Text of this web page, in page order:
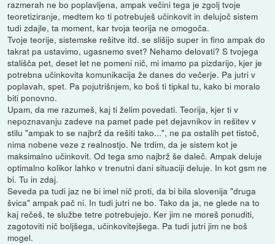
razmerah ne bo poplavljena, ampak večini tega je zgolj tvoje
teoretiziranje, medtem ko ti potrebuješ učinkovit in delujoč sistem
tudi zdajle, ta moment, kar tvoja teorija ne omogoča.
Tvoje teorije, sistemske rešitve itd. se slišijo super in fino ampak do
takrat pa ustavimo, ugasnemo svet? Nehamo delovati? S tvojega
stališča pet, deset let ne pomeni nič, mi imamo pa pizdarijo, kjer je
potrebna učinkovita komunikacija že danes do večerje. Pa jutri v
poplavah, spet. Pa pojutrišnjem, ko boš ti tipkal tu, kako bi moralo
biti ponovno.
Upam, da me razumeš, kaj ti želim povedati. Teorija, kjer ti v
nepoznavanju zadeve na pamet pade pet dejavnikov in rešitev v
stilu "ampak to se najbrž da rešiti tako...", ne pa ostalih pet tistoč,
nima nobene veze z realnostjo. Ne trdim, da je sistem kot je
maksimalno učinkovit. Od tega smo najbrž še daleč. Ampak deluje
optimalno kolikor lahko v trenutni dani situaciji deluje. In kot gsm ne
bi. Tu in zdaj.
Seveda pa tudi jaz ne bi imel nič proti, da bi bila slovenija "druga
švica" ampak pač ni. In tudi jutri ne bo. Tako da ja, ne glede na to
kaj rečeš, te službe tetre potrebujejo. Ker jim ne moreš ponuditi,
zagotoviti nič boljšega, učinkovitejšega. Pa tudi jutri jim ne boš
mogel.